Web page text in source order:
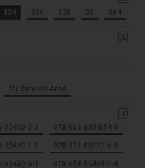
334 256 120 80 664
Multimedia Arad
95469-3-2 978-606-698-054-8
95469-1-8 978-973-88771-6-0
95469-6-3 978-606-95469-7-0